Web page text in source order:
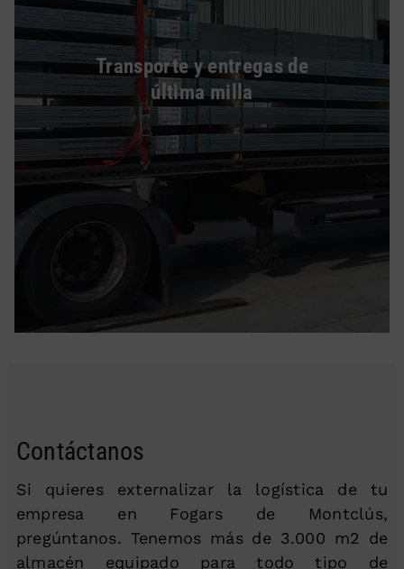
Transporte y entregas de
última milla
Contáctanos
Si quieres externalizar la logística de tu
empresa en Fogars de Montclús,
pregúntanos. Tenemos más de 3.000 m2 de
almacén equipado para todo tipo de